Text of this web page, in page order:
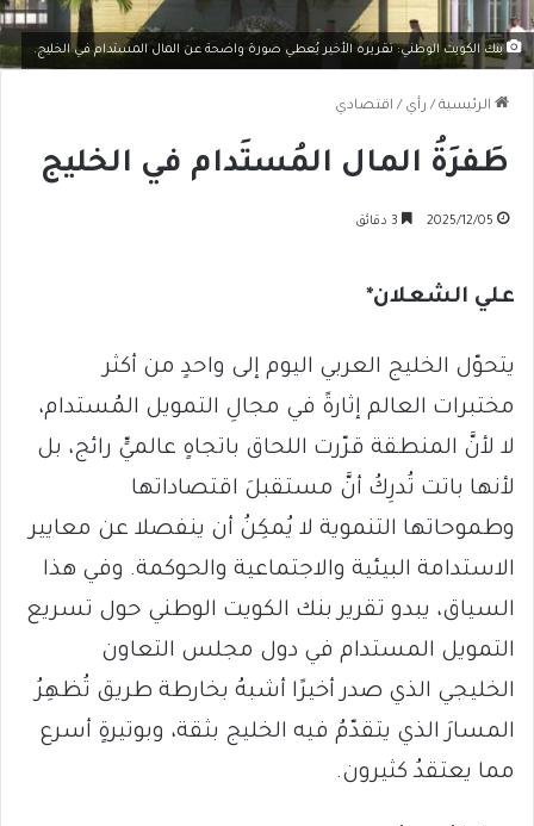
بنك الكويت الوطني: تقريره الأخير يُعطي صورة واضحة عن المال المستدام في الخليج.
الرئيسية / رأي / اقتصادي
طَفرَةُ المال المُستَدام في الخليج
2025/12/05
علي الشعلان*
يتحوّل الخليج العربي اليوم إلى واحدٍ من أكثر
مختبرات العالم إثارةً في مجالِ التمويل المُستدام،
لا لأنَّ المنطقة قرّرت اللحاق باتجاهٍ عالميٍّ رائج، بل
لأنها باتت تُدرِكُ أنَّ مستقبلَ اقتصاداتها
وطموحاتها التنموية لا يُمكِنُ أن ينفصلا عن معايير
الاستدامة البيئية والاجتماعية والحوكمة. وفي هذا
السياق، يبدو تقرير بنك الكويت الوطني حول تسريع
التمويل المستدام في دول مجلس التعاون
الخليجي الذي صدر أخيرًا أشبهُ بخارطة طريق تُظهِرُ
المسارَ الذي يتقدّمُ فيه الخليج بثقة، وبوتيرةٍ أسرع
مما يعتقدُ كثيرون.